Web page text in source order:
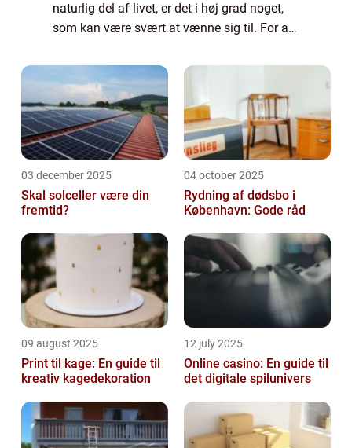
naturlig del af livet, er det i høj grad noget,
som kan være svært at vænne sig til. For at
03 december 2025
Skal solceller være din
fremtid?
04 october 2025
Rydning af dødsbo i
København: Gode råd
09 august 2025
Print til kage: En guide til
kreativ kagedekoration
12 july 2025
Online casino: En guide til
det digitale spilunivers